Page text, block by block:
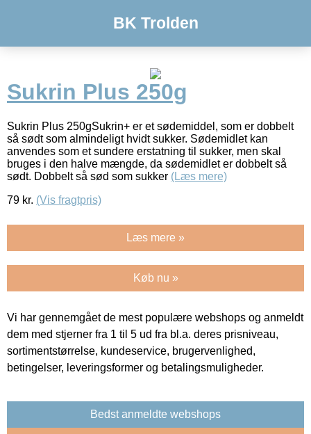
BK Trolden
Sukrin Plus 250g
Sukrin Plus 250gSukrin+ er et sødemiddel, som er dobbelt
så sødt som almindeligt hvidt sukker. Sødemidlet kan
anvendes som et sundere erstatning til sukker, men skal
bruges i den halve mængde, da sødemidlet er dobbelt så
sødt. Dobbelt så sød som sukker (Læs mere)
79 kr. (Vis fragtpris)
Læs mere »
Køb nu »
Vi har gennemgået de mest populære webshops og anmeldt
dem med stjerner fra 1 til 5 ud fra bl.a. deres prisniveau,
sortimentstørrelse, kundeservice, brugervenlighed,
betingelser, leveringsformer og betalingsmuligheder.
Bedst anmeldte webshops